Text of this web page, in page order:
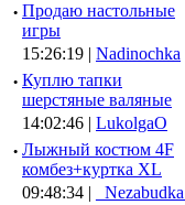
· Продаю настольные
игры
15:26:19 | Nadinochka
· Куплю тапки
шерстяные валяные
14:02:46 | LukolgaO
· Лыжный костюм 4F
комбез+куртка XL
09:48:34 |
_Nezabudka_